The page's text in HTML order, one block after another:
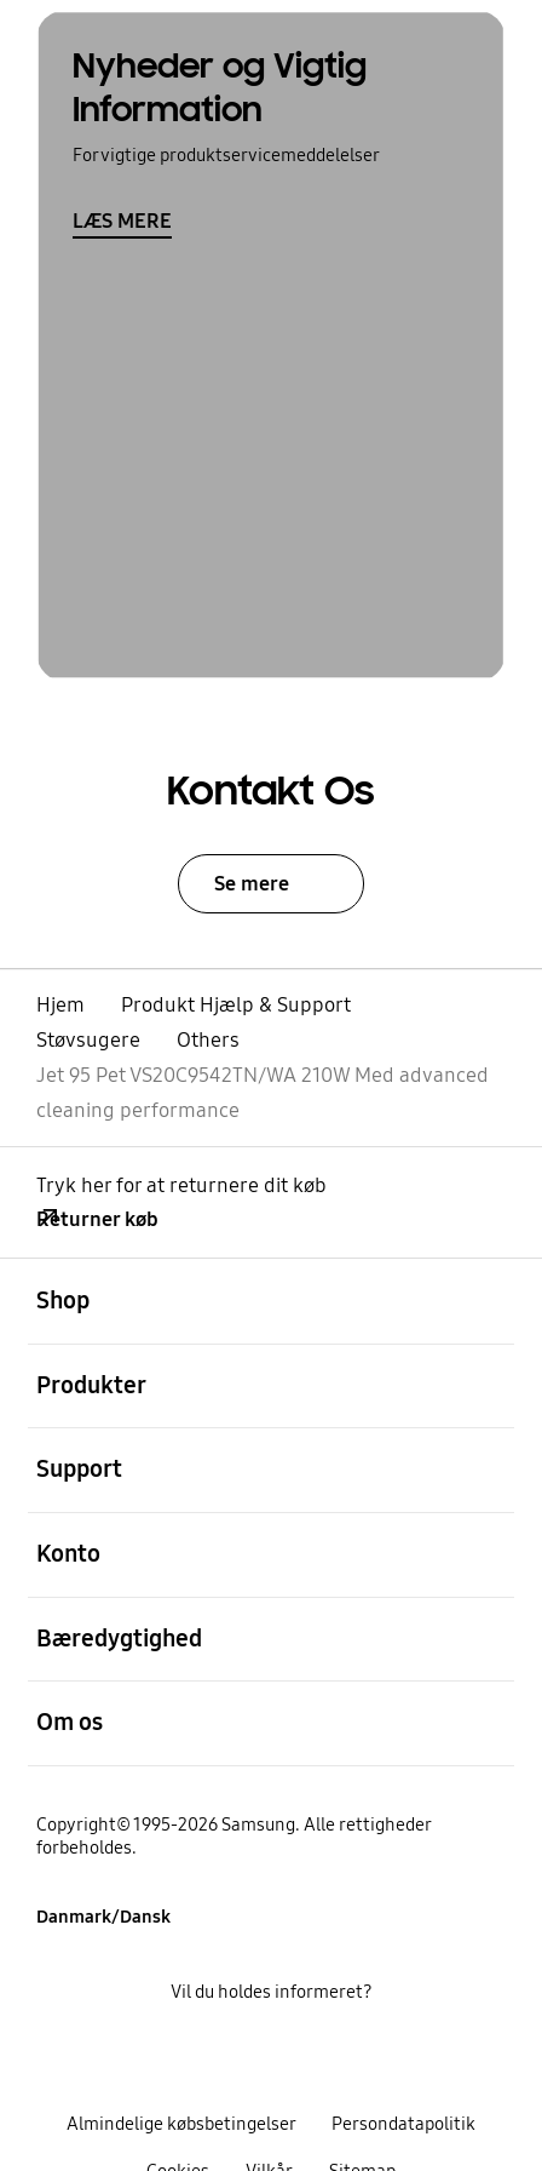
Nyheder og Vigtig
Information
For vigtige produktservicemeddelelser
LÆS MERE
Kontakt Os
Se mere
Hjem
Produkt Hjælp & Support
Støvsugere
Others
Jet 95 Pet VS20C9542TN/WA 210W Med advanced
cleaning performance
Tryk her for at returnere dit køb
Returner køb
Shop
Produkter
Support
Konto
Bæredygtighed
Om os
Copyright© 1995-2026 Samsung. Alle rettigheder
forbeholdes.
Danmark/Dansk
Almindelige købsbetingelser Persondatapolitik
Vil du holdes informeret?